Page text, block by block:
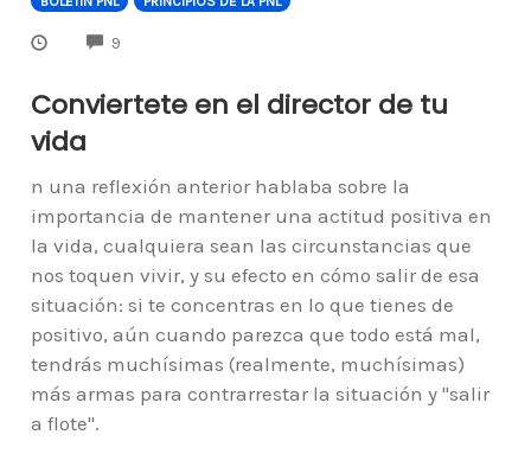
9
Conviertete en el director de tu
vida
n una reflexión anterior hablaba sobre la
importancia de mantener una actitud positiva en
la vida, cualquiera sean las circunstancias que
nos toquen vivir, y su efecto en cómo salir de esa
situación: si te concentras en lo que tienes de
positivo, aún cuando parezca que todo está mal,
tendrás muchísimas (realmente, muchísimas)
más armas para contrarrestar la situación y "salir
a flote".